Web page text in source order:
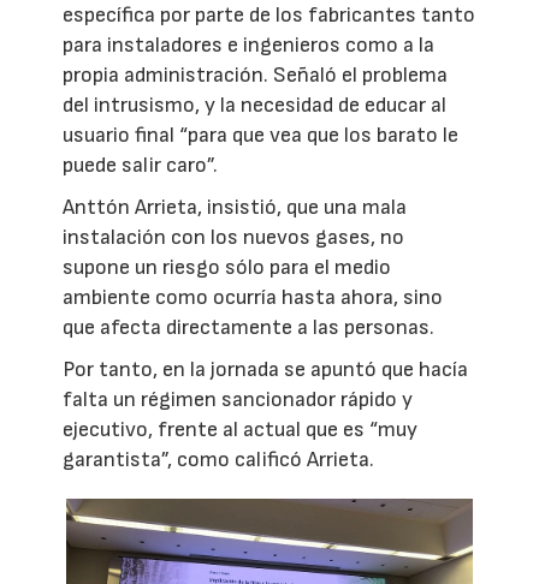
específica por parte de los fabricantes tanto
para instaladores e ingenieros como a la
propia administración. Señaló el problema
del intrusismo, y la necesidad de educar al
usuario final “para que vea que los barato le
puede salir caro”.
Anttón Arrieta, insistió, que una mala
instalación con los nuevos gases, no
supone un riesgo sólo para el medio
ambiente como ocurría hasta ahora, sino
que afecta directamente a las personas.
Por tanto, en la jornada se apuntó que hacía
falta un régimen sancionador rápido y
ejecutivo, frente al actual que es “muy
garantista”, como calificó Arrieta.